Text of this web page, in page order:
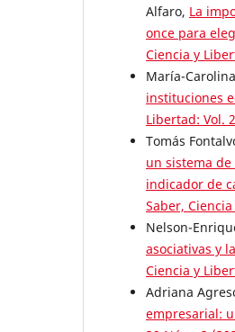
Alfaro, La
once para
Ciencia y
María-
instituciones
Libertad: Vol.
Tomás
un sistema
indicador de
Saber,
Nelson-
asociativas y
Ciencia y
Adriana
empresarial: